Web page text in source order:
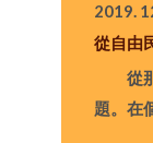
2019.
從自由
從那
題。在